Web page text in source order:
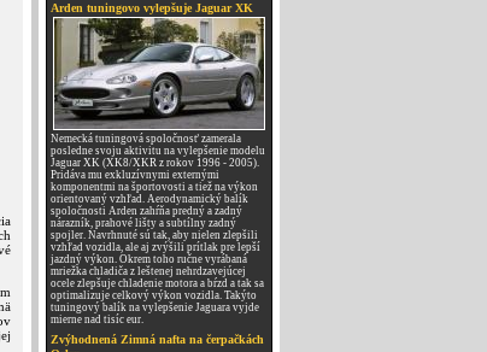
Arden tuningovo vylepšuje Jaguar XK
Nemecká tuningová spoločnosť zamerala
posledne svoju aktivitu na vylepšenie modelu
Jaguar XK (XK8/XKR z rokov 1996 - 2005).
Pridáva mu exkluzívnymi externými
komponentmi na športovosti a tiež na výkon
orientovaný vzhľad. Aerodynamický balík
spoločnosti Arden zahŕňa predný a zadný
nárazník, prahové lišty a subtílny zadný
spojler. Navrhnuté sú tak, aby nielen zlepšili
vzhľad vozidla, ale aj zvýšili prítlak pre lepší
jazdný výkon. Okrem toho ručne vyrábaná
mriežka chladiča z leštenej nehrdzavejúcej
ocele zlepšuje chladenie motora a bŕzd a tak sa
optimalizuje celkový výkon vozidla. Takýto
tuningový balík na vylepšenie Jaguara vyjde
mierne nad tisíc eur.
Zvýhodnená Zimná nafta na čerpačkách